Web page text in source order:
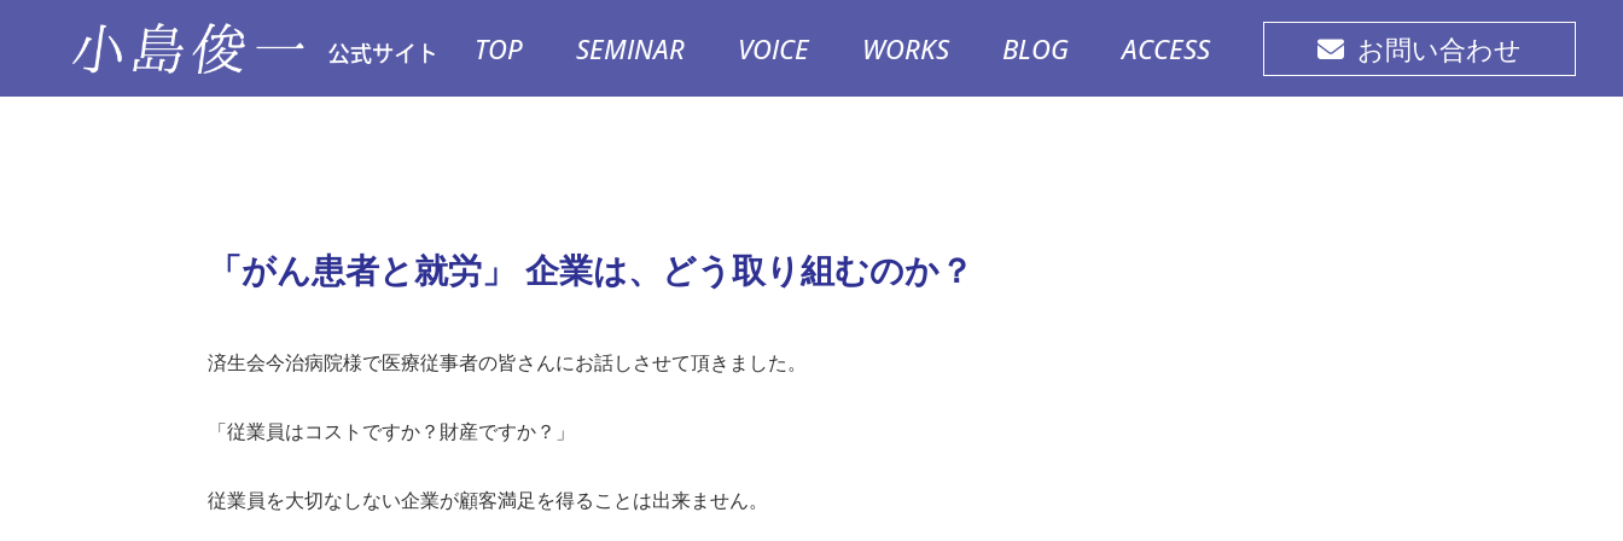
TOP SEMINAR VOICE WORKS BLOG ACCESS お問い合わせ
「がん患者と就労」 企業は、どう取り組むのか？
済生会今治病院様で医療従事者の皆さんにお話しさせて頂きました。
「従業員はコストですか？財産ですか？」
従業員を大切なしない企業が顧客満足を得ることは出来ません。